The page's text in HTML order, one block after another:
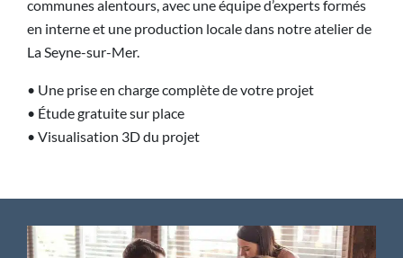
communes alentours, avec une équipe d’experts formés
en interne et une production locale dans notre atelier de
La Seyne-sur-Mer.
• Une prise en charge complète de votre projet
• Étude gratuite sur place
• Visualisation 3D du projet